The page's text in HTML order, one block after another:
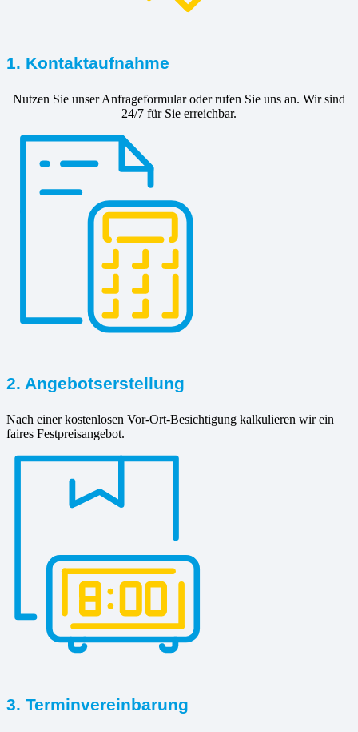
1. Kontaktaufnahme
Nutzen Sie unser Anfrageformular oder rufen Sie uns an. Wir sind
24/7 für Sie erreichbar.
2. Angebotserstellung
Nach einer kostenlosen Vor-Ort-Besichtigung kalkulieren wir ein
faires Festpreisangebot.
3. Terminvereinbarung